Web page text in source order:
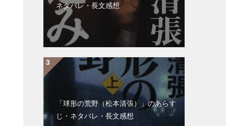
ネタバレ・長文感想
「球形の荒野（松本清張）」のあらす
じ・ネタバレ・長文感想